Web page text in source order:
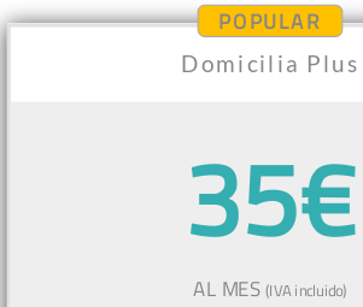
POPULAR
Domicilia Plus
35€
AL MES(IVA incluido)